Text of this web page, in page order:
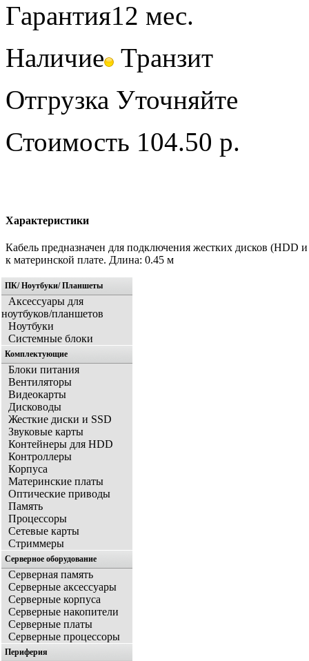
Гарантия12 мес.
Наличие Транзит
Отгрузка Уточняйте
Стоимость 104.50 р.
Характеристики
Кабель предназначен для подключения жестких дисков (HDD
к материнской плате. Длина: 0.45 м
ПК/ Ноутбуки/ Планшеты
Аксессуары для
ноутбуков/планшетов
Ноутбуки
Системные блоки
Комплектующие
Блоки питания
Вентиляторы
Видеокарты
Дисководы
Жесткие диски и SSD
Звуковые карты
Контейнеры для HDD
Контроллеры
Корпуса
Материнские платы
Оптические приводы
Память
Процессоры
Сетевые карты
Стриммеры
Серверное оборудование
Серверная память
Серверные аксессуары
Серверные корпуса
Серверные накопители
Серверные платы
Серверные процессоры
Периферия